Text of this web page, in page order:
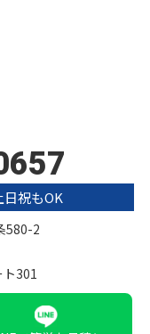
祝もOK
580-2
301